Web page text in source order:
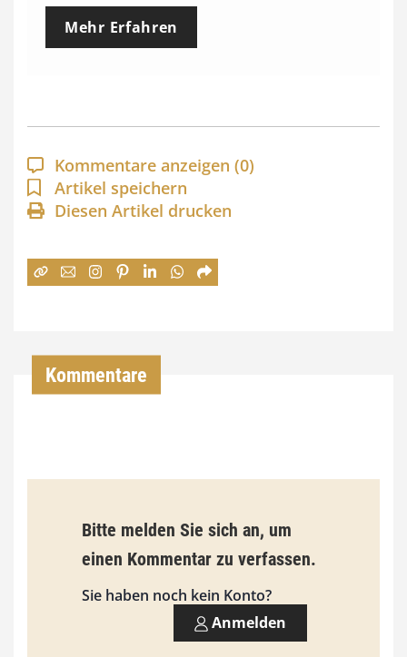
e
p
a
n
n
:
€
i
s
9
Mehr Erfahren
Kommentare anzeigen (0)
Artikel speichern
Diesen Artikel drucken
Kommentare
Bitte melden Sie sich an, um
einen Kommentar zu verfassen.
Sie haben noch kein Konto?
Anmelden